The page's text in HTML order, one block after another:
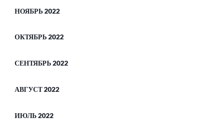
НОЯБРЬ 2022
ОКТЯБРЬ 2022
СЕНТЯБРЬ 2022
АВГУСТ 2022
ИЮЛЬ 2022